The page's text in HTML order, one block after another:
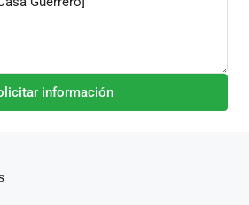
información